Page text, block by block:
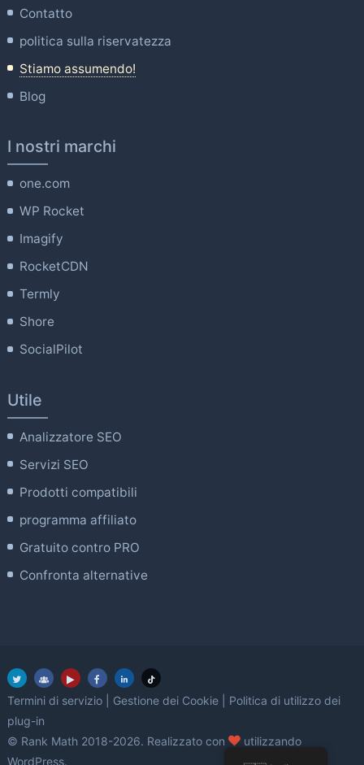
Contatto
politica sulla riservatezza
Stiamo assumendo!
Blog
I nostri marchi
one.com
WP Rocket
Imagify
RocketCDN
Termly
Shore
SocialPilot
Utile
Analizzatore SEO
Servizi SEO
Prodotti compatibili
programma affiliato
Gratuito contro PRO
Confronta alternative
Termini di servizio Gestione dei Cookie
Politica di utilizzo dei
plug-in
© Rank Math 2018-2026. Realizzato con
amore
utilizzando
WordPress.